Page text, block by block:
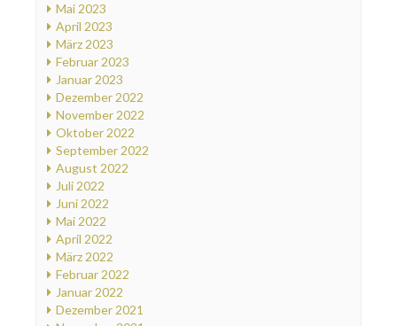
Mai 2023
April 2023
März 2023
Februar 2023
Januar 2023
Dezember 2022
November 2022
Oktober 2022
September 2022
August 2022
Juli 2022
Juni 2022
Mai 2022
April 2022
März 2022
Februar 2022
Januar 2022
Dezember 2021